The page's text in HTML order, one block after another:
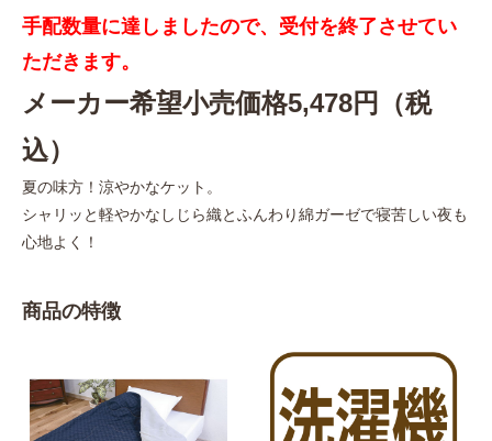
手配数量に達しましたので、受付を終了させてい
ただきます。
メーカー希望小売価格5,478円（税
込）
夏の味方！涼やかなケット。
シャリッと軽やかなしじら織とふんわり綿ガーゼで寝苦しい夜も
心地よく！
商品の特徴